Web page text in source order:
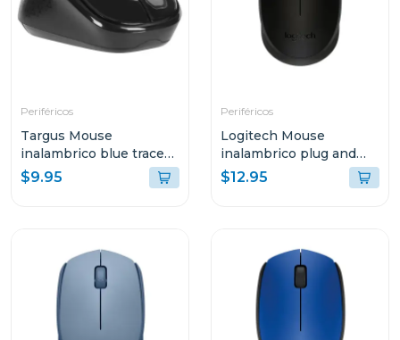
Periféricos
Targus Mouse
inalambrico blue trace
optico color negro
$9.95
Periféricos
Logitech Mouse
inalambrico plug and
play negro m170
$12.95